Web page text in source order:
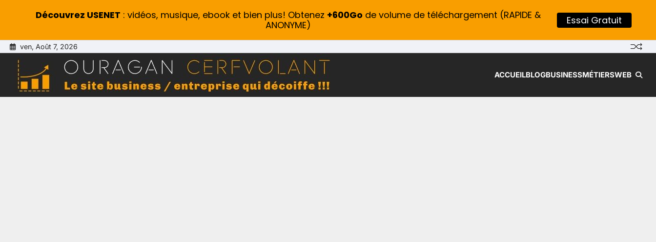
Skip
content
ven, Août 7, 2026
ACCUEILBLOGBUSINESSMÉTIERSWEB
Découvrez USENET : vidéos, musique, ebook et bien plus! Obtenez +600Go de volume de téléchargement (RAPIDE &
ANONYME)
Essai Gratuit